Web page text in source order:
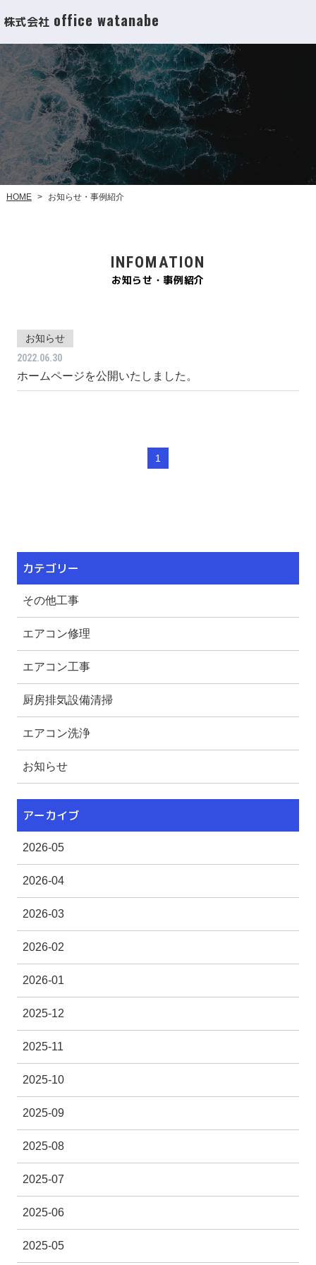
株式会社 office watanabe
HOME > お知らせ・事例紹介
INFOMATION
お知らせ・事例紹介
カテゴリー
その他工事
エアコン修理
エアコン工事
厨房排気設備清掃
エアコン洗浄
お知らせ
アーカイブ
2026-05
2026-04
2026-03
2026-02
2026-01
2025-12
2025-11
2025-10
2025-09
2025-08
2025-07
2025-06
2025-05
お知らせ
2022.06.30
ホームページを公開いたしました。
1